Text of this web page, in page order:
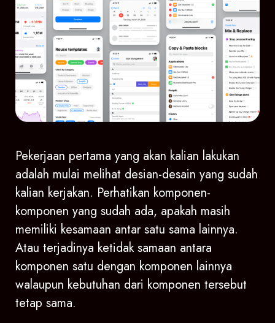
Pekerjaan pertama yang akan kalian lakukan
adalah mulai melihat desian-desain yang sudah
kalian kerjakan. Perhatikan komponen-
komponen yang sudah ada, apakah masih
memiliki kesamaan antar satu sama lainnya.
Atau terjadinya ketidak samaan antara
komponen satu dengan komponen lainnya
walaupun kebutuhan dari komponen tersebut
tetap sama.